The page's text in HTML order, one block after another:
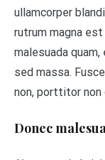
ullamcorper
rutrum magna
malesuada
sed massa.
non, porttitor non
Donec